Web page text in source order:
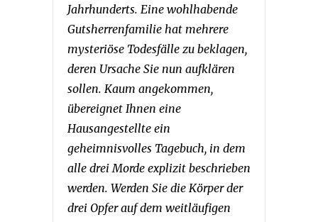
Jahrhunderts. Eine wohlhabende
Gutsherrenfamilie hat mehrere
mysteriöse Todesfälle zu beklagen,
deren Ursache Sie nun aufklären
sollen. Kaum angekommen,
übereignet Ihnen eine
Hausangestellte ein
geheimnisvolles Tagebuch, in dem
alle drei Morde explizit beschrieben
werden. Werden Sie die Körper der
drei Opfer auf dem weitläufigen